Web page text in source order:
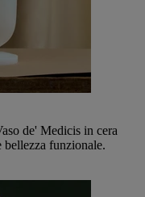
de' Medicis in cera
bellezza funzionale.